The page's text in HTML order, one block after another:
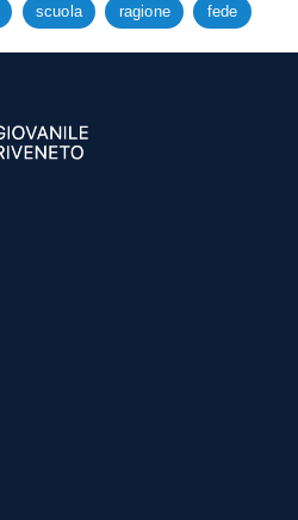
scuola ragione fede